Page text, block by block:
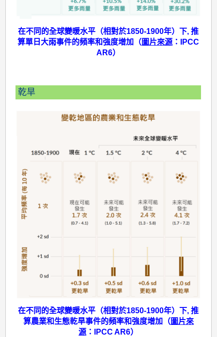
在不同的全球變暖水平（相對於1850-1900年）下, 推
算單日大雨事件的頻率和強度增加（ 圖片來源 ：IPCC
AR6）
乾旱
在不同的全球變暖水平（相對於1850-1900年）下, 推
算農業和生態乾旱事件的頻率和強度增加（ 圖片來
源 ：IPCC AR6）